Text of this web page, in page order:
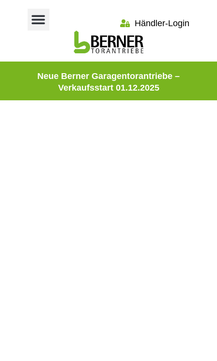
Händler-Login
Neue Berner Garagentorantriebe –
Verkaufsstart 01.12.2025